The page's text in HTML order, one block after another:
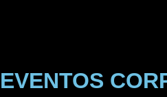
EVENTOS